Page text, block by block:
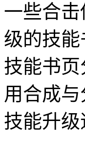
一些合
级的技
技能书
用合成
技能升级